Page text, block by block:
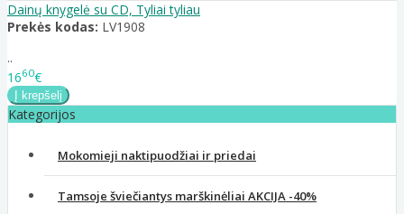
Dainų knygelė su CD, Tyliai tyliau
Prekės kodas: LV1908
..
1660€
Kategorijos
Mokomieji naktipuodžiai ir priedai
Tamsoje šviečiantys marškinėliai AKCIJA -40%